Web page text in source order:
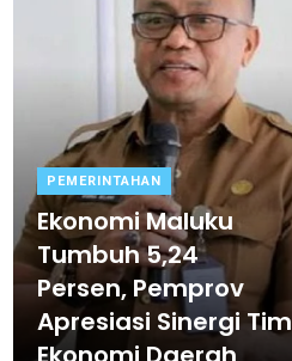
PEMERINTAHAN
Ekonomi Maluku
Tumbuh 5,24
Persen, Pemprov
Apresiasi Sinergi Tim